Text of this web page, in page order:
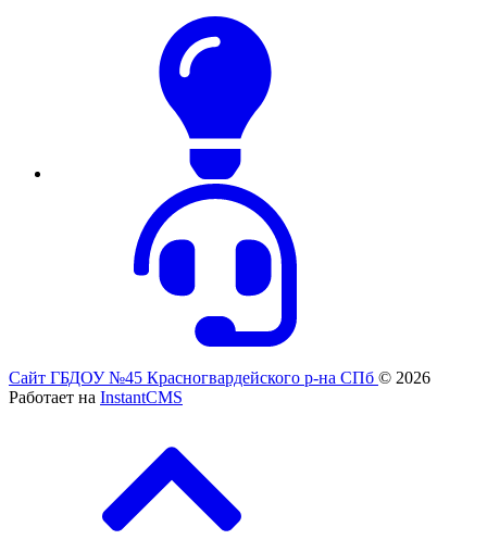
Сайт ГБДОУ №45 Красногвардейского р-на СПб © 2026
Работает на InstantCMS